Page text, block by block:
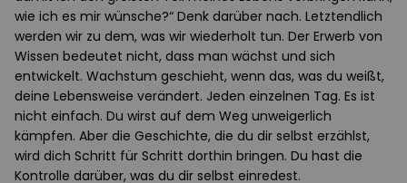
wie ich es mir wünsche?“ Denk darüber nach. Letztendlich
werden wir zu dem, was wir wiederholt tun. Der Erwerb von
Wissen bedeutet nicht, dass man wächst und sich
entwickelt. Wachstum geschieht, wenn das, was du weißt,
deine Lebensweise verändert. Jeden einzelnen Tag. Es ist
nicht einfach. Du wirst auf dem Weg unweigerlich
kämpfen. Aber die Geschichte, die du dir selbst erzählst,
wird dich Schritt für Schritt dorthin bringen. Du hast die
Kontrolle darüber, was du dir selbst einredest.